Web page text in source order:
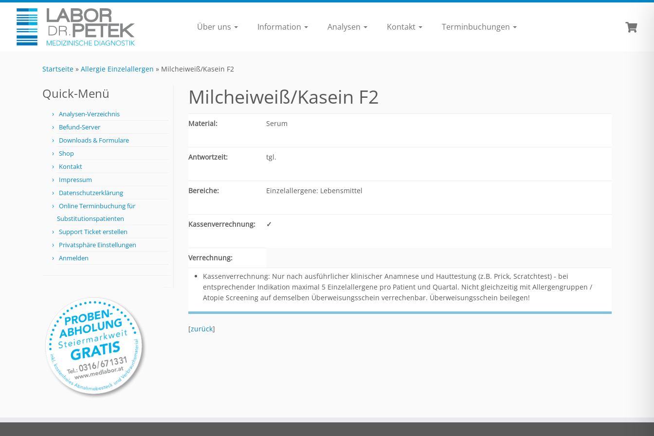
Über uns Information Analysen Kontakt Terminbuchungen
Startseite » Allergie Einzelallergen » Milcheiweiß/Kasein F2
Quick-Menü
Analysen-Verzeichnis
Befund-Server
Downloads & Formulare
Shop
Kontakt
Impressum
Datenschutzerklärung
Online Terminbuchung für
Substitutionspatienten
Support Ticket erstellen
Privatsphäre Einstellungen
Anmelden
Milcheiweiß/Kasein F2
Material: Serum
Antwortzeit: tgl.
Bereiche: Einzelallergene: Lebensmittel
Kassenverrechnung: ✓
Verrechnung:
Kassenverrechnung: Nur nach ausführlicher klinischer Anamnese und Hauttestung (z.B. Prick, Scratchtest) - bei
entsprechender Indikation maximal 5 Einzelallergene pro Patient und Quartal. Nicht gleichzeitig mit Allergengruppen /
Atopie Screening auf demselben Überweisungsschein verrechenbar. Überweisungsschein beilegen!
[zurück]